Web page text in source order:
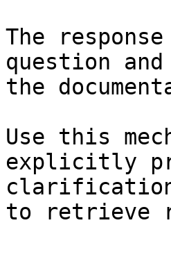
The
question
the
Use this
explicitly